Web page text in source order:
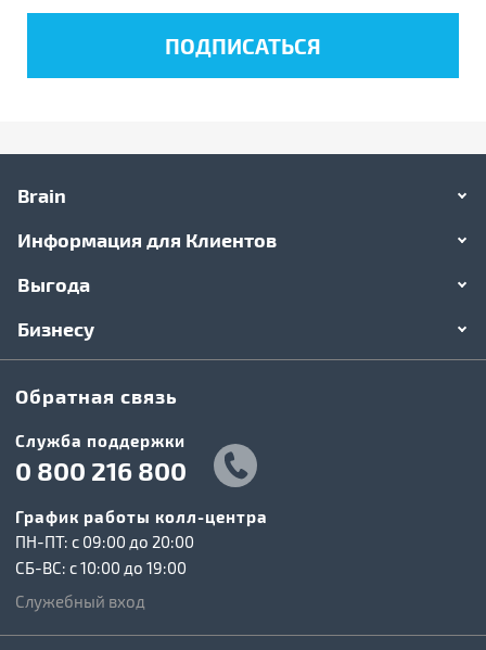
Brain
Информация для Клиентов
Выгода
Бизнесу
Обратная связь
Служба поддержки
0 800 216 800
График работы колл-центра
ПН-ПТ: c 09:00 до 20:00
СБ-ВС: c 10:00 до 19:00
Служебный вход